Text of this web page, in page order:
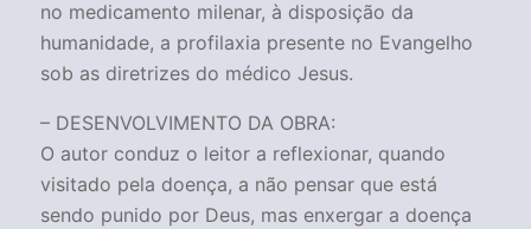
no medicamento milenar, à disposição da
humanidade, a profilaxia presente no Evangelho
sob as diretrizes do médico Jesus.
– DESENVOLVIMENTO DA OBRA:
O autor conduz o leitor a reflexionar, quando
visitado pela doença, a não pensar que está
sendo punido por Deus, mas enxergar a doença